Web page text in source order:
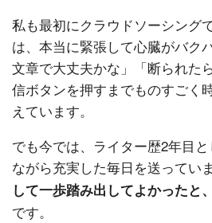
私も最初にクラウドソーシング
は、本当に緊張して心臓がバク
文章で大丈夫かな」「断られた
信ボタンを押すまでものすごく
えています。
でも今では、ライター歴2年目
ながら充実した毎日を送っていま
して一歩踏み出してよかったと
です。